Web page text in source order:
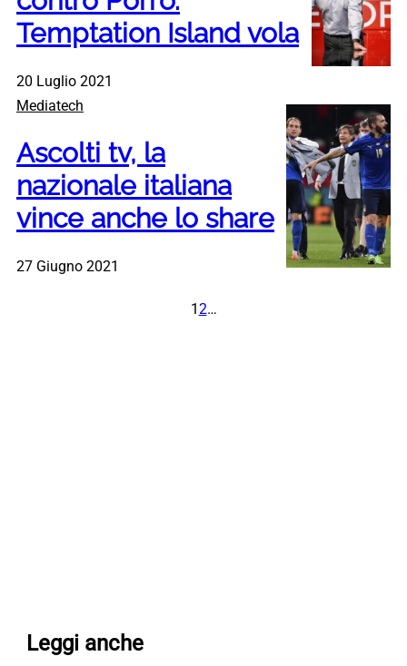
Temptation Island vola
20 Luglio 2021
Mediatech
Ascolti tv, la
nazionale italiana
vince anche lo share
27 Giugno 2021
12…
Leggi anche